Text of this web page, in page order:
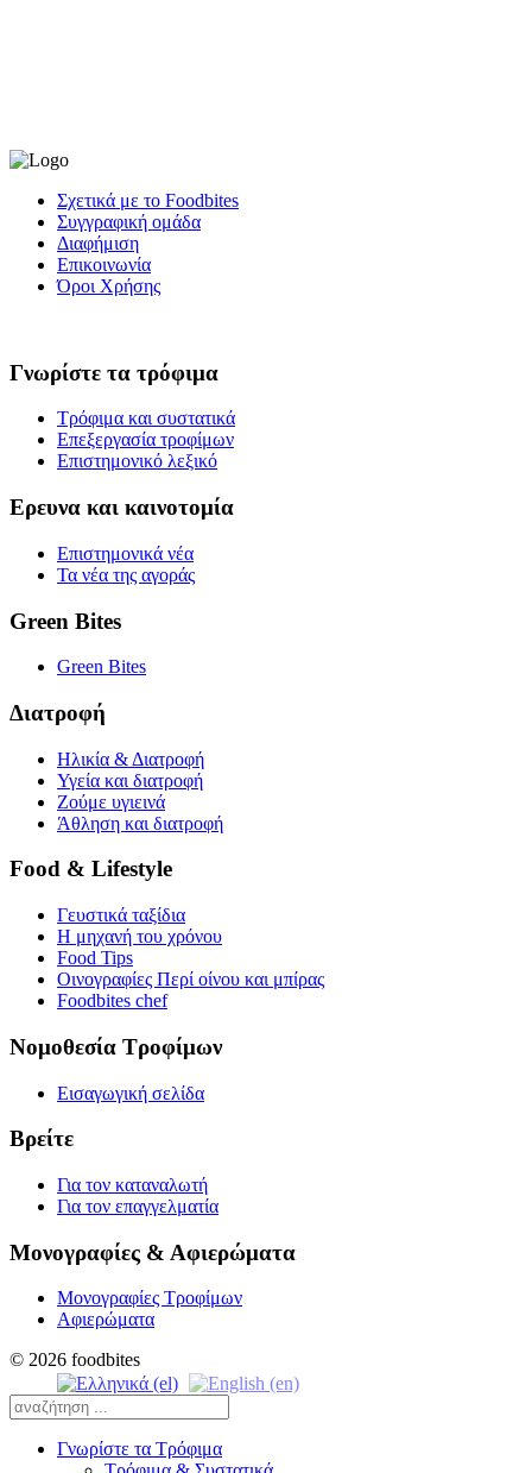
Σχετικά με το Foodbites
Συγγραφική ομάδα
Διαφήμιση
Επικοινωνία
Όροι Χρήσης
Γνωρίστε τα τρόφιμα
Τρόφιμα και συστατικά
Επεξεργασία τροφίμων
Επιστημονικό λεξικό
Ερευνα και καινοτομία
Επιστημονικά νέα
Τα νέα της αγοράς
Green Bites
Green Bites
Διατροφή
Ηλικία & Διατροφή
Υγεία και διατροφή
Ζούμε υγιεινά
Άθληση και διατροφή
Food & Lifestyle
Γευστικά ταξίδια
Η μηχανή του χρόνου
Food Tips
Οινογραφίες Περί οίνου και μπίρας
Foodbites chef
Νομοθεσία Τροφίμων
Εισαγωγική σελίδα
Βρείτε
Για τον καταναλωτή
Για τον επαγγελματία
Μονογραφίες & Αφιερώματα
Μονογραφίες Τροφίμων
Αφιερώματα
© 2026 foodbites
Γνωρίστε τα Τρόφιμα